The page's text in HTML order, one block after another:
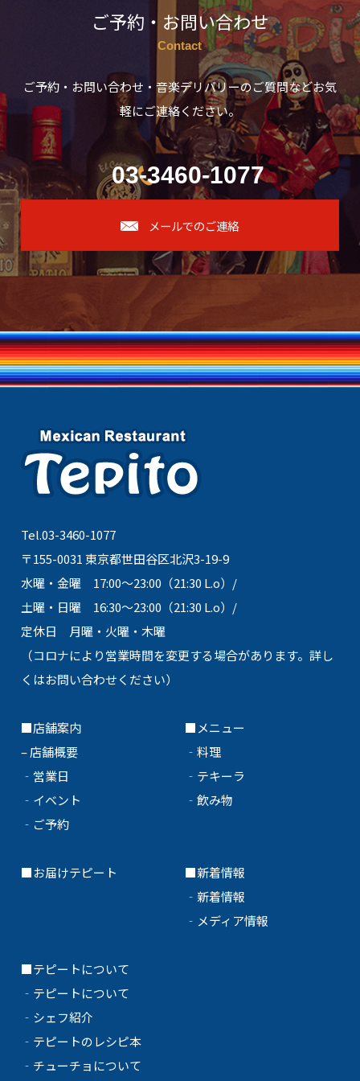
ご予約・お問い合わせ
Contact
ご予約・お問い合わせ・音楽デリバリーのご質問などお気
軽にご連絡ください。
03-3460-1077
メールでのご連絡
Tel.03-3460-1077
〒155-0031 東京都世田谷区北沢3-19-9
水曜・金曜 17:00～23:00（21:30 L.o）/
土曜・日曜 16:30～23:00（21:30 L.o）/
定休日 月曜・火曜・木曜
（コロナにより営業時間を変更する場合があります。詳し
くはお問い合わせください）
■店舗案内
–店舗概要
‐ 営業日
‐ イベント
‐ ご予約
■メニュー
‐料理
‐ テキーラ
‐飲み物
■お届けテピート
■新着情報
‐新着情報
‐ メディア情報
■テピートについて
‐ テピートについて
‐ シェフ紹介
‐ テピートのレシピ本
‐ チューチョについて